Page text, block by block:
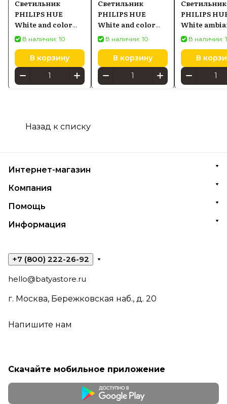
Светильник
PHILIPS HUE
White and color
ambiance Argenta
5062431P7, белый
В наличии: 10
В корзину
Светильник
PHILIPS HUE
White and color
ambiance 25W
Surimu
929003598001
В наличии: 10
В корзину
Светильник
PHILIPS
White
FAIRВ наличии:
В
Назад к списку
Интернет-магазин
Компания
Помощь
Информация
+7 (800) 222-26-92
hello@batyastore.ru
г. Москва, Бережковская наб., д. 20
Напишите нам
Скачайте мобильное приложение